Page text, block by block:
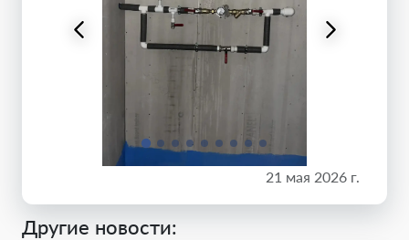
21 мая 2026 г.
Другие новости: